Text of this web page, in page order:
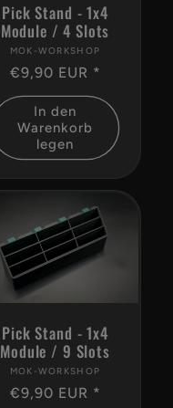
Pick Stand - 1x4
Module / 4 Slots
Anbieter:
MOK-WORKSHOP
Normaler
Preis
€9,90 EUR *
In den
Warenkorb
legen
Pick Stand - 1x4
Module / 9 Slots
Anbieter:
MOK-WORKSHOP
Normaler
€9,90 EUR *